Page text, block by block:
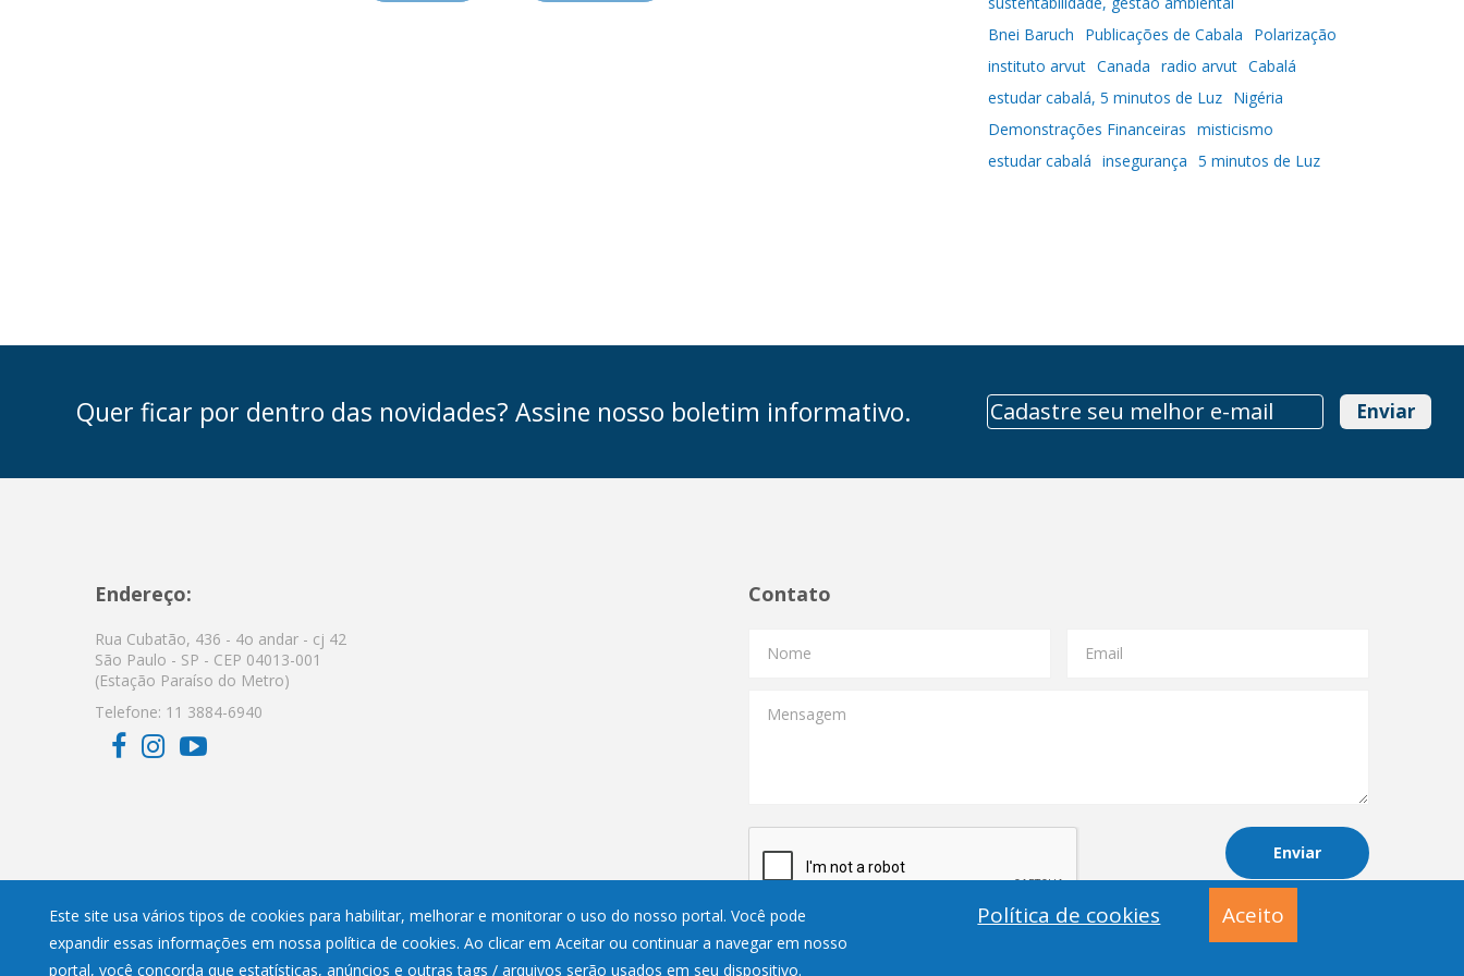
Bnei Baruch
Publicações de Cabala
Polarização
instituto arvut Canada radio arvut Cabalá
estudar cabalá, 5 minutos de Luz Nigéria
Demonstrações Financeiras misticismo
estudar cabalá insegurança 5 minutos de Luz
Este site usa vários tipos de cookies para habilitar, melhorar e monitorar o uso do nosso portal. Você pode
expandir essas informações em nossa política de cookies. Ao clicar em Aceitar ou continuar a navegar em nosso
portal, você concorda que estatísticas, anúncios e outras tags / arquivos serão usados em seu dispositivo.
Política de cookies Aceito
Quer ficar por dentro das novidades? Assine nosso boletim informativo. Enviar
Endereço:
Rua Cubatão, 436 - 4o andar - cj 42
São Paulo - SP - CEP 04013-001
(Estação Paraíso do Metro)
Telefone: 11 3884-6940
Contato
Nome Email
Mensagem
Enviar